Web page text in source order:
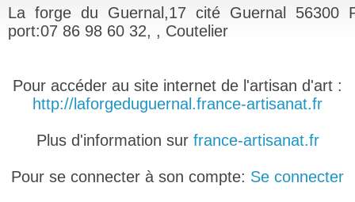
La forge du Guernal,17 cité Guernal 56300
port:07 86 98 60 32, , Coutelier
Pour accéder au site internet de l'artisan d'art :
http://laforgeduguernal.france-artisanat.fr
Plus d'information sur france-artisanat.fr
Pour se connecter à son compte: Se connecter